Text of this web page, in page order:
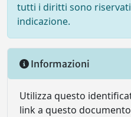
tutti i diritti sono
indicazione.
Informazioni
Utilizza questo
link a questo